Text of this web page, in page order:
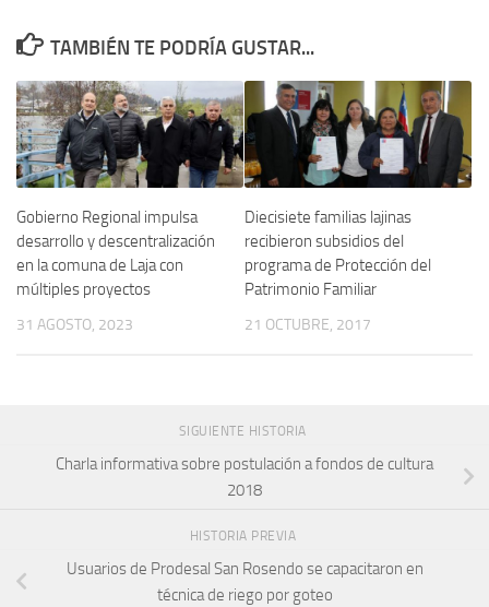
TAMBIÉN TE PODRÍA GUSTAR...
Gobierno Regional impulsa
desarrollo y descentralización
en la comuna de Laja con
múltiples proyectos
31 AGOSTO, 2023
Diecisiete familias lajinas
recibieron subsidios del
programa de Protección del
Patrimonio Familiar
21 OCTUBRE, 2017
SIGUIENTE HISTORIA
Charla informativa sobre postulación a fondos de cultura
2018
HISTORIA PREVIA
Usuarios de Prodesal San Rosendo se capacitaron en
técnica de riego por goteo